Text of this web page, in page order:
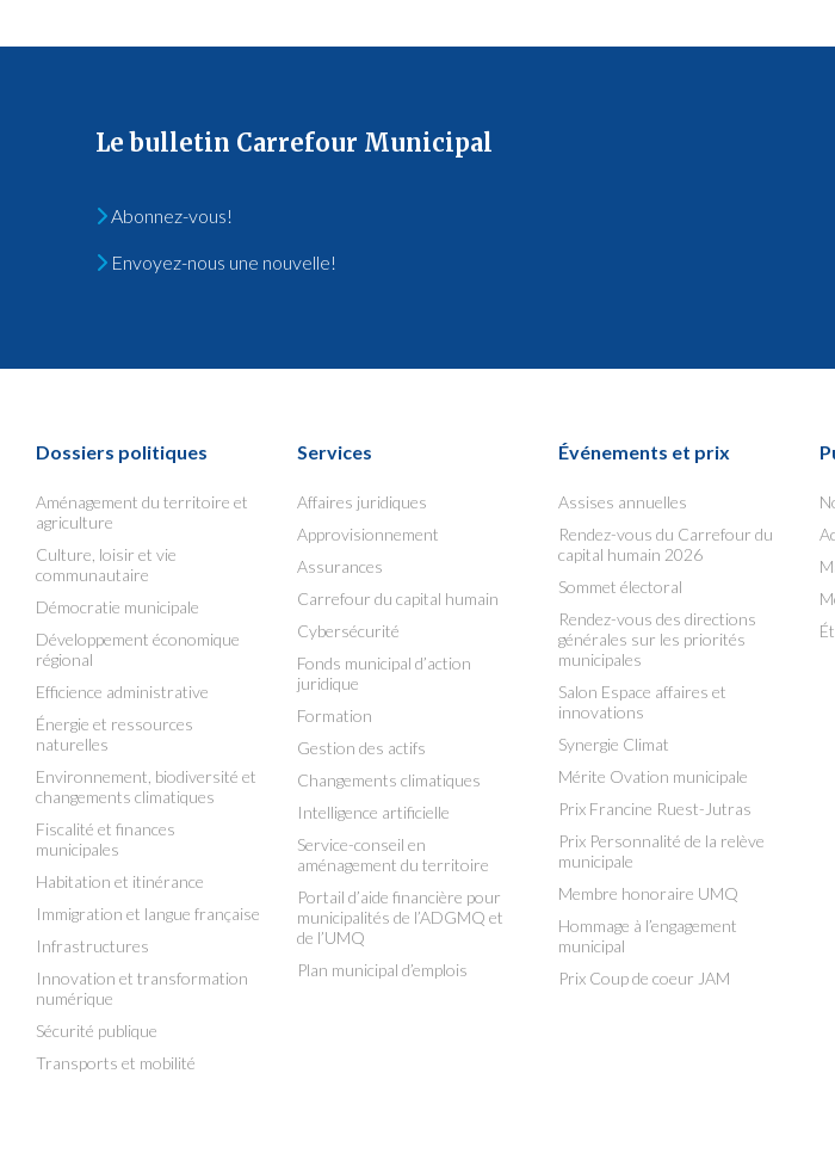
Le bulletin Carrefour Municipal
Abonnez-vous!
Envoyez-nous une nouvelle!
Dossiers politiques
Aménagement du territoire et
agriculture
Culture, loisir et vie
communautaire
Démocratie municipale
Développement économique
régional
Efficience administrative
Énergie et ressources
naturelles
Environnement, biodiversité et
changements climatiques
Fiscalité et finances
municipales
Habitation et itinérance
Immigration et langue française
Infrastructures
Innovation et transformation
numérique
Sécurité publique
Transports et mobilité
Services
Affaires juridiques
Approvisionnement
Assurances
Carrefour du capital humain
Cybersécurité
Fonds municipal d’action
juridique
Formation
Gestion des actifs
Changements climatiques
Intelligence artificielle
Service-conseil en
aménagement du territoire
Portail d’aide financière pour
municipalités de l’ADGMQ et
de l’UMQ
Plan municipal d’emplois
Événements et prix
Assises annuelles
Rendez-vous du Carrefour du
capital humain 2026
Sommet électoral
Rendez-vous des directions
générales sur les priorités
municipales
Salon Espace affaires et
innovations
Synergie Climat
Mérite Ovation municipale
Prix Francine Ruest-Jutras
Prix Personnalité de la relève
municipale
Membre honoraire UMQ
Hommage à l’engagement
municipal
Prix Coup de coeur JAM